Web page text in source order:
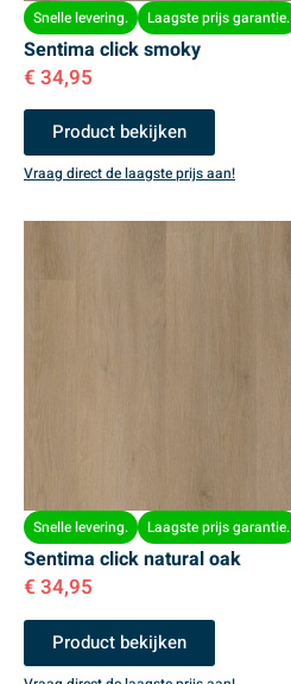
Snelle levering. Laagste prijs garantie.
Sentima click smoky
€ 34,95
Product bekijken
Vraag direct de laagste prijs aan!
Snelle levering. Laagste prijs garantie.
Sentima click natural oak
€ 34,95
Product bekijken